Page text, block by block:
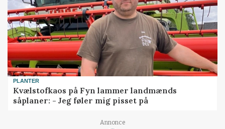
PLANTER
Kvælstofkaos på Fyn lammer landmænds
såplaner: - Jeg føler mig pisset på
Annonce